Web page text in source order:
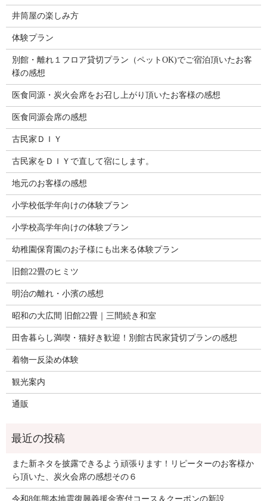
井筒屋の楽しみ方
体験プラン
別館・離れ１フロア貸切プラン（ペットOK)でご宿泊頂いたお客
様の感想
医食同源・炭火会席をお召し上がり頂いたお客様の感想
医食同源会席の感想
古民家ＤＩＹ
古民家をＤＩＹで直して宿にします。
地元のお客様の感想
小学校低学年向けの体験プラン
小学校高学年向けの体験プラン
幼稚園保育園のお子様にも出来る体験プラン
旧館22畳のヒミツ
明治の離れ・小濱の感想
昭和の大広間 旧館22畳｜三間続き和室
田舎暮らし満喫・猫好き歓迎！別館古民家貸切プランの感想
着物一反染め体験
観光案内
通販
また新ネタを披露できるよう頑張ります！リピーターのお客様か
ら頂いた、炭火会席の感想その６
令和8年熊本地震復興義援金寄付コース＆クーポンの新設